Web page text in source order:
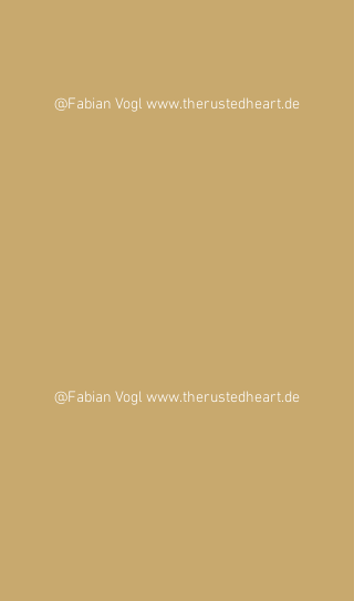
@Fabian Vogl www.therustedheart.de
@Fabian Vogl www.therustedheart.de